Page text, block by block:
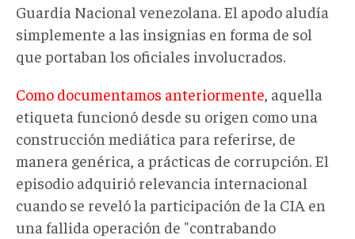
Guardia Nacional venezolana. El apodo aludía
simplemente a las insignias en forma de sol
que portaban los oficiales involucrados.
Como documentamos anteriormente , aquella
etiqueta funcionó desde su origen como una
construcción mediática para referirse, de
manera genérica, a prácticas de corrupción. El
episodio adquirió relevancia internacional
cuando se reveló la participación de la CIA en
una fallida operación de "contrabando